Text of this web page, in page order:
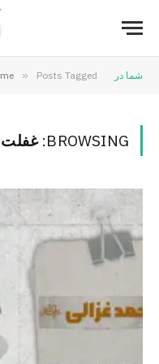
شما در » Posts Tagged "غفلت"
BROWSING: غفلت